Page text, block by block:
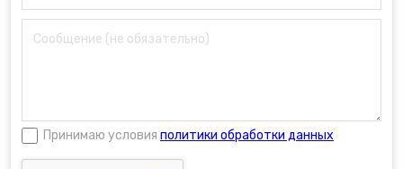
Принимаю условия политики обработки данных